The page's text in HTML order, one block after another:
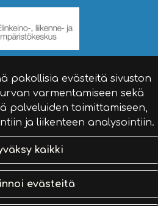
pakollisia evästeitä sivuston
varmentamiseen sekä
palveluiden toimittamiseen,
ja liikenteen analysointiin.
kaikki
evästeitä